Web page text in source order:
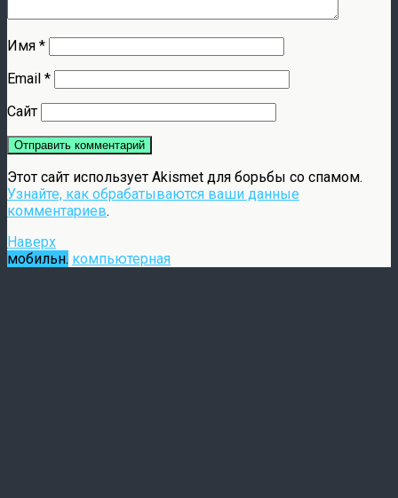
Имя *
Email *
Сайт
Этот сайт использует Akismet для борьбы со спамом.
Узнайте, как обрабатываются ваши данные
комментариев.
Наверх
мобильн. компьютерная